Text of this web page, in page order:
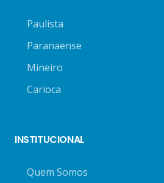
Paulista
Paranaense
Mineiro
Carioca
INSTITUCIONAL
Quem Somos